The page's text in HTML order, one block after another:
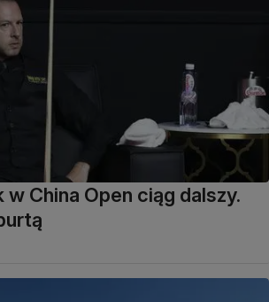
w China Open ciąg dalszy.